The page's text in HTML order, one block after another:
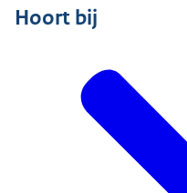
Hoort bij